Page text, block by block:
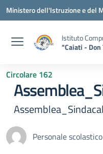
Vai ai contenuti
Vai al menu di navigazione
Vai al footer
Ministero dell'Istruzione e del
Istituto
"Caiati - Don
Circolare 162
Personale scolastico